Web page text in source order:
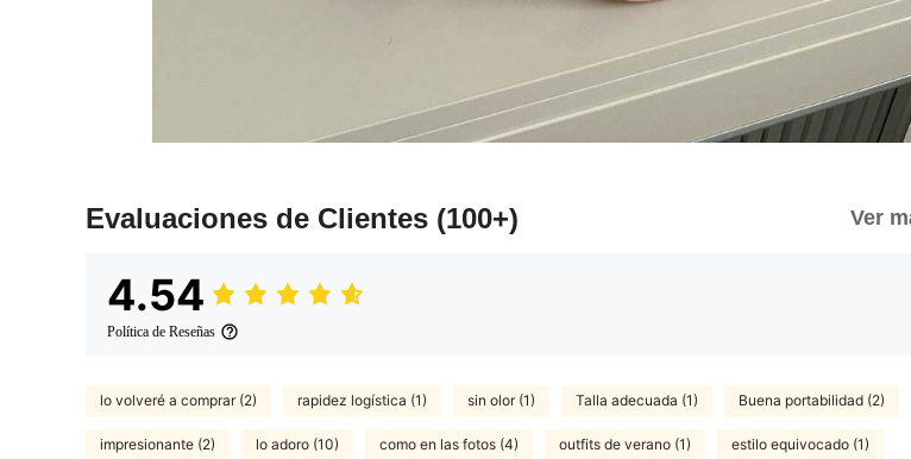
Evaluaciones de Clientes (100+) Ver
4.54
Política de Reseñas
lo volveré a comprar (2) rapidez logística (1) sin olor (1) Talla adecuada (1) Buena portabilidad (2)
impresionante (2) lo adoro (10) como en las fotos (4) outfits de verano (1) estilo equivocado (1)